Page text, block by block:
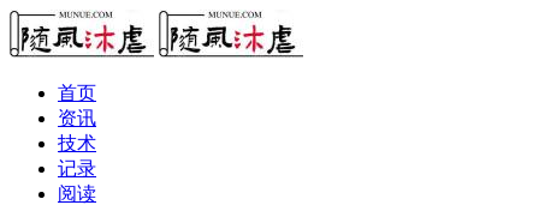
首页
资讯
技术
记录
阅读